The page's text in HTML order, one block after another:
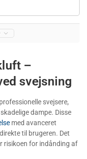
–
svejsning
svejsere,
dampe. Disse
med avanceret
til brugeren. Det
risikoen for indånding af